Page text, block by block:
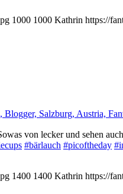
1000 1000 Kathrin https://
von lecker und sehen
#bärlauch #picoftheday
1400 1400 Kathrin https://